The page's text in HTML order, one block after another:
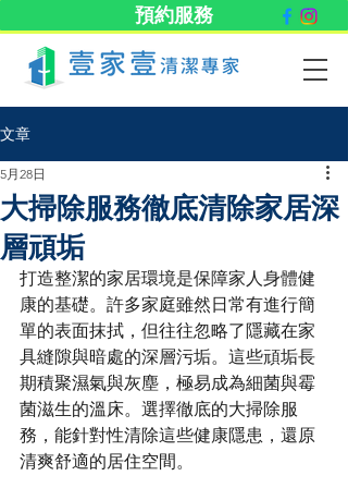
預約服務
文章
大掃除服務徹底清除家居深
層頑垢
5月28日
打造整潔的家居環境是保障家人身體健
康的基礎。許多家庭雖然日常有進行簡
單的表面抹拭，但往往忽略了隱藏在家
具縫隙與暗處的深層污垢。這些頑垢長
期積聚濕氣與灰塵，極易成為細菌與霉
菌滋生的溫床。選擇徹底的大掃除服
務，能針對性清除這些健康隱患，還原
清爽舒適的居住空間。